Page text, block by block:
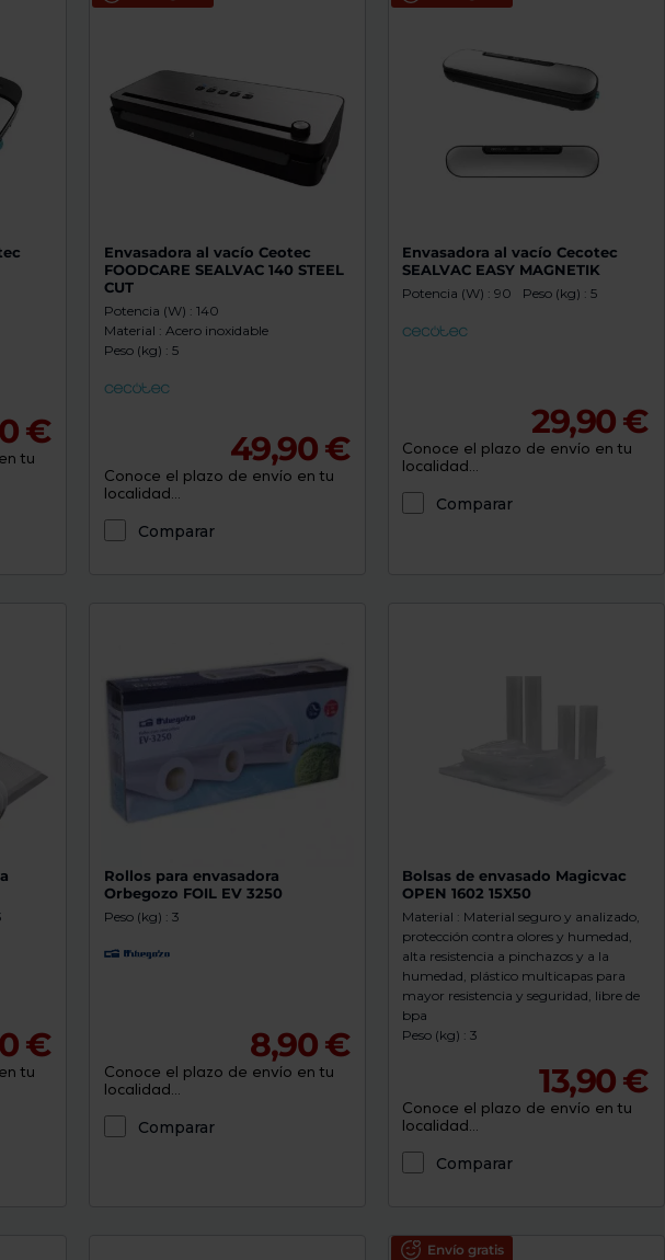
usar
los
gestos
€
tu
Envasadora al vacío Ceotec
FOODCARE SEALVAC 140 STEEL
CUT
Potencia (W) : 140
Material : Acero inoxidable
Peso (kg) : 5
49,90 €
Conoce el plazo de envío en tu
localidad...
Comparar
Envasadora al vacío Cecotec
SEALVAC EASY MAGNETIK
Potencia (W) : 90 Peso (kg) : 5
29,90 €
Conoce el plazo de envío en tu
localidad...
Comparar
€
tu
Rollos para envasadora
Orbegozo FOIL EV 3250
Peso (kg) : 3
8,90 €
Conoce el plazo de envío en tu
localidad...
Comparar
Bolsas de envasado Magicvac
OPEN 1602 15X50
Material : Material seguro y analizado,
protección contra olores y humedad,
alta resistencia a pinchazos y a la
humedad, plástico multicapas para
mayor resistencia y seguridad, libre de
bpa
Peso (kg) : 3
13,90 €
Conoce el plazo de envío en tu
localidad...
Comparar
Envío gratis